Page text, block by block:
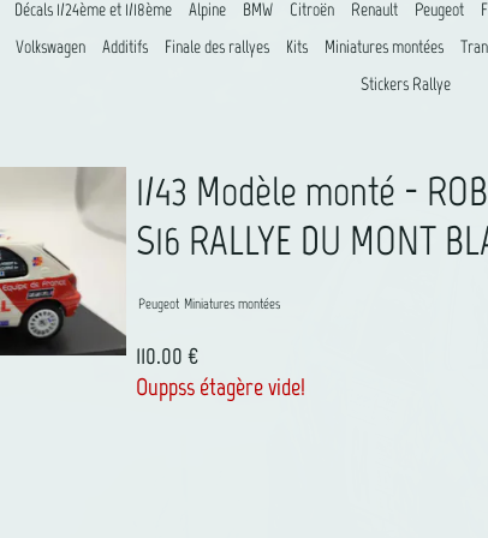
Décals 1/24ème et 1/18ème Alpine BMW Citroën Renault Peugeot
Volkswagen Additifs Finale des rallyes Kits Miniatures montées
Stickers Rallye
1/43 Modèle monté -
S16 RALLYE DU MONT
Peugeot Miniatures montées
110.00 €
Ouppss étagère vide!